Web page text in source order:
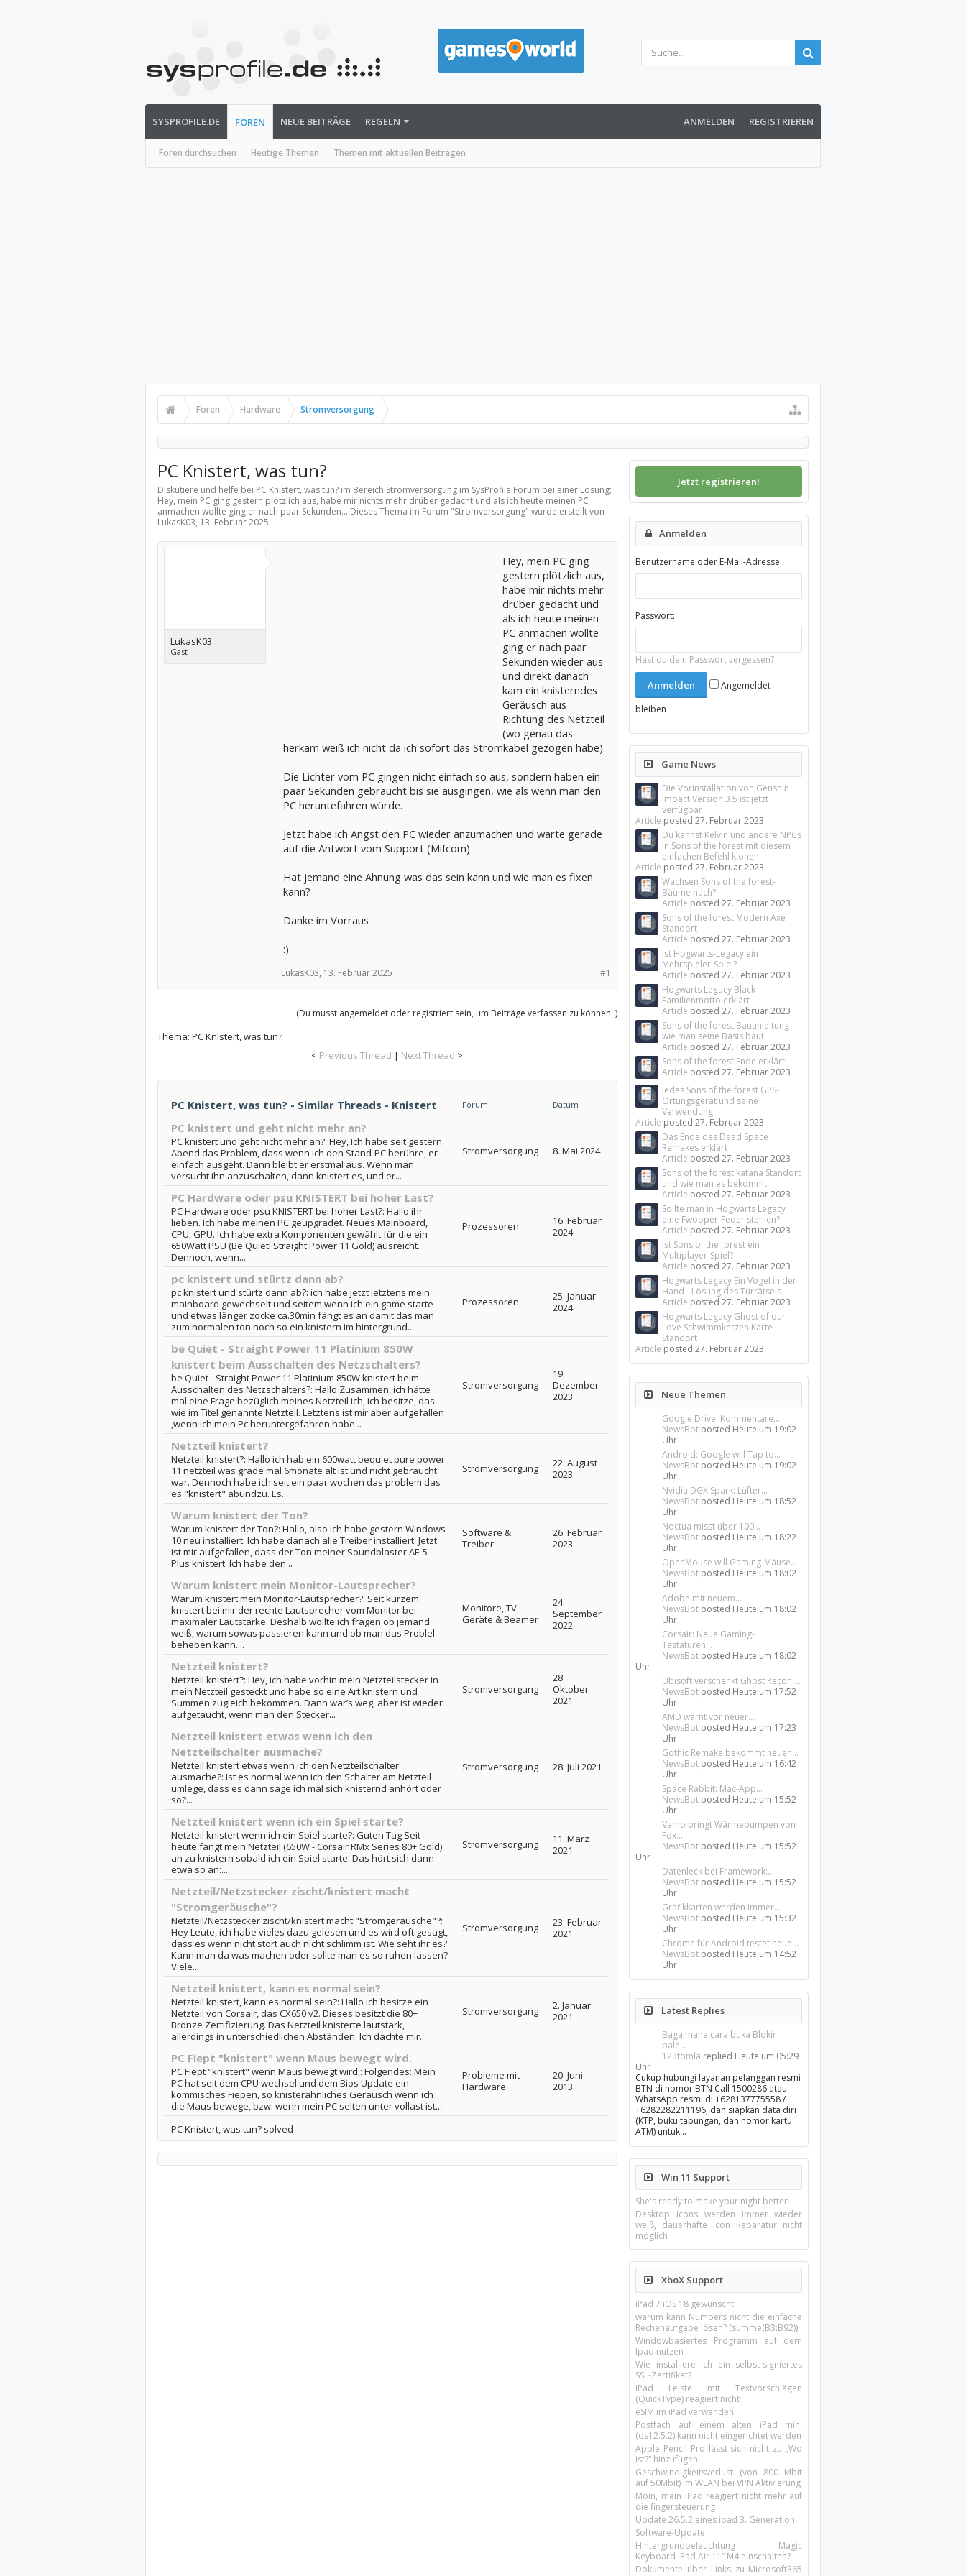
SYSPROFILE.DE FOREN
Foren durchsuchen Heutige Themen Themen mit aktuellen Beiträgen
NEUE BEITRÄGE REGELN ANMELDEN REGISTRIEREN
Foren Hardware Stromversorgung
PC Knistert, was tun?
Diskutiere und helfe bei PC Knistert, was tun? im Bereich Stromversorgungim SysProfile Forum bei einer Lösung;
Hey, mein PC ging gestern plötzlich aus, habe mir nichts mehr drüber gedacht und als ich heute meinen PC
anmachen wollte ging er nach paar Sekunden... Dieses Thema im Forum "Stromversorgung" wurde erstellt von
LukasK03, 13. Februar 2025.
LukasK03
Gast
Hey, mein PC ging
gestern plötzlich aus,
habe mir nichts mehr
drüber gedacht und
als ich heute meinen
PC anmachen wollte
ging er nach paar
Sekunden wieder aus
und direkt danach
kam ein knisterndes
Geräusch aus
Richtung des Netzteil
(wo genau das
herkam weiß ich nicht da ich sofort das Stromkabel gezogen habe).
Die Lichter vom PC gingen nicht einfach so aus, sondern haben ein
paar Sekunden gebraucht bis sie ausgingen, wie als wenn man den
PC heruntefahren würde.
Jetzt habe ich Angst den PC wieder anzumachen und warte gerade
auf die Antwort vom Support (Mifcom)
Hat jemand eine Ahnung was das sein kann und wie man es fixen
kann?
Danke im Vorraus
:)
#1
LukasK03, 13. Februar 2025
(Du musst angemeldet oder registriert sein, um Beiträge verfassen zu können. )
Thema: PC Knistert, was tun?
< Previous Thread | Next Thread >
PC Knistert, was tun? - Similar Threads - Knistert Forum Datum
PC knistert und geht nicht mehr an?
PC knistert und geht nicht mehr an?: Hey, Ich habe seit gestern
Abend das Problem, dass wenn ich den Stand-PC berühre, er
einfach ausgeht. Dann bleibt er erstmal aus. Wenn man
versucht ihn anzuschalten, dann knistert es, und er...
Stromversorgung 8. Mai 2024
PC Hardware oder psu KNISTERT bei hoher Last?
PC Hardware oder psu KNISTERT bei hoher Last?: Hallo ihr
lieben. Ich habe meinen PC geupgradet. Neues Mainboard,
CPU, GPU. Ich habe extra Komponenten gewählt für die ein
650Watt PSU (Be Quiet! Straight Power 11 Gold) ausreicht.
Dennoch, wenn...
Prozessoren
16. Februar
2024
pc knistert und stürtz dann ab?
pc knistert und stürtz dann ab?: ich habe jetzt letztens mein
mainboard gewechselt und seitem wenn ich ein game starte
und etwas länger zocke ca.30min fängt es an damit das man
zum normalen ton noch so ein knistern im hintergrund...
Prozessoren
25. Januar
2024
be Quiet - Straight Power 11 Platinium 850W
knistert beim Ausschalten des Netzschalters?
be Quiet - Straight Power 11 Platinium 850W knistert beim
Ausschalten des Netzschalters?: Hallo Zusammen, ich hätte
mal eine Frage bezüglich meines Netzteil ich, ich besitze, das
wie im Titel genannte Netzteil. Letztens ist mir aber aufgefallen
,wenn ich mein Pc heruntergefahren habe...
Stromversorgung
19.
Dezember
2023
Netzteil knistert?
Netzteil knistert?: Hallo ich hab ein 600watt bequiet pure power
11 netzteil was grade mal 6monate alt ist und nicht gebraucht
war. Dennoch habe ich seit ein paar wochen das problem das
es "knistert" abundzu. Es...
Stromversorgung
22. August
2023
Warum knistert der Ton?
Warum knistert der Ton?: Hallo, also ich habe gestern Windows
10 neu installiert. Ich habe danach alle Treiber installiert. Jetzt
ist mir aufgefallen, dass der Ton meiner Soundblaster AE-5
Plus knistert. Ich habe den...
Software &
Treiber
26. Februar
2023
Warum knistert mein Monitor-Lautsprecher?
Warum knistert mein Monitor-Lautsprecher?: Seit kurzem
knistert bei mir der rechte Lautsprecher vom Monitor bei
maximaler Lautstärke. Deshalb wollte ich fragen ob jemand
weiß, warum sowas passieren kann und ob man das Problel
beheben kann....
Monitore, TV-
Geräte & Beamer
24.
September
2022
Netzteil knistert?
Netzteil knistert?: Hey, ich habe vorhin mein Netzteilstecker in
mein Netzteil gesteckt und habe so eine Art knistern und
Summen zugleich bekommen. Dann war’s weg, aber ist wieder
aufgetaucht, wenn man den Stecker...
Stromversorgung
28.
Oktober
2021
Netzteil knistert etwas wenn ich den
Netzteilschalter ausmache?
Netzteil knistert etwas wenn ich den Netzteilschalter
ausmache?: Ist es normal wenn ich den Schalter am Netzteil
umlege, dass es dann sage ich mal sich knisternd anhört oder
so?...
Stromversorgung 28. Juli 2021
Netzteil knistert wenn ich ein Spiel starte?
Netzteil knistert wenn ich ein Spiel starte?: Guten Tag Seit
heute fängt mein Netzteil (650W - Corsair RMx Series 80+ Gold)
an zu knistern sobald ich ein Spiel starte. Das hört sich dann
etwa so an:...
Stromversorgung
11. März
2021
Netzteil/Netzstecker zischt/knistert macht
"Stromgeräusche"?
Netzteil/Netzstecker zischt/knistert macht "Stromgeräusche"?:
Hey Leute, ich habe vieles dazu gelesen und es wird oft gesagt,
dass es wenn nicht stört auch nicht schlimm ist. Wie seht ihr es?
Kann man da was machen oder sollte man es so ruhen lassen?
Viele...
Stromversorgung
23. Februar
2021
Netzteil knistert, kann es normal sein?
Netzteil knistert, kann es normal sein?: Hallo ich besitze ein
Netzteil von Corsair, das CX650 v2. Dieses besitzt die 80+
Bronze Zertifizierung. Das Netzteil knisterte lautstark,
allerdings in unterschiedlichen Abständen. Ich dachte mir...
Stromversorgung
2. Januar
2021
PC Fiept "knistert" wenn Maus bewegt wird.
PC Fiept "knistert" wenn Maus bewegt wird.: Folgendes: Mein
PC hat seit dem CPU wechsel und dem Bios Update ein
kommisches Fiepen, so knisterähnliches Geräusch wenn ich
die Maus bewege, bzw. wenn mein PC selten unter vollast ist....
Probleme mit
Hardware
20. Juni
2013
PC Knistert, was tun? solved
Jetzt registrieren!
Anmelden
Benutzername oder E-Mail-Adresse:
Passwort:
Hast du dein Passwort vergessen?
Angemeldet
bleiben
Game News
Die Vorinstallation von Genshin
Impact Version 3.5 ist jetzt
verfügbar
Article posted27. Februar 2023
Du kannst Kelvin und andere NPCs
in Sons of the forest mit diesem
einfachen Befehl klonen
Article posted27. Februar 2023
Wachsen Sons of the forest-
Bäume nach?
Article posted27. Februar 2023
Sons of the forest Modern Axe
Standort
Article posted27. Februar 2023
Ist Hogwarts-Legacy ein
Mehrspieler-Spiel?
Article posted27. Februar 2023
Hogwarts Legacy Black
Familienmotto erklärt
Article posted27. Februar 2023
Sons of the forest Bauanleitung -
wie man seine Basis baut
Article posted27. Februar 2023
Sons of the forest Ende erklärt
Article posted27. Februar 2023
Jedes Sons of the forest GPS-
Ortungsgerät und seine
Verwendung
Article posted27. Februar 2023
Das Ende des Dead Space
Remakes erklärt
Article posted27. Februar 2023
Sons of the forest katana Standort
und wie man es bekommt
Article posted27. Februar 2023
Sollte man in Hogwarts Legacy
eine Fwooper-Feder stehlen?
Article posted27. Februar 2023
Ist Sons of the forest ein
Multiplayer-Spiel?
Article posted27. Februar 2023
Hogwarts Legacy Ein Vogel in der
Hand - Lösung des Türrätsels
Article posted27. Februar 2023
Hogwarts Legacy Ghost of our
Love Schwimmkerzen Karte
Standort
Article posted27. Februar 2023
Neue Themen
Google Drive: Kommentare...
NewsBot posted Heute um 19:02
Uhr
Android: Google will Tap to...
NewsBot posted Heute um 19:02
Uhr
Nvidia DGX Spark: Lüfter...
NewsBot posted Heute um 18:52
Uhr
Noctua misst über 100...
NewsBot posted Heute um 18:22
Uhr
OpenMouse will Gaming-Mäuse...
NewsBot posted Heute um 18:02
Uhr
Adobe mit neuem...
NewsBot posted Heute um 18:02
Uhr
Corsair: Neue Gaming-
Tastaturen...
NewsBot posted Heute um 18:02
Uhr
Ubisoft verschenkt Ghost Recon:...
NewsBot posted Heute um 17:52
Uhr
AMD warnt vor neuer...
NewsBot posted Heute um 17:23
Uhr
Gothic Remake bekommt neuen...
NewsBot posted Heute um 16:42
Uhr
Space Rabbit: Mac-App...
NewsBot posted Heute um 15:52
Uhr
Vamo bringt Wärmepumpen von
Fox...
NewsBot posted Heute um 15:52
Uhr
Datenleck bei Framework:...
NewsBot posted Heute um 15:52
Uhr
Grafikkarten werden immer...
NewsBot posted Heute um 15:32
Uhr
Chrome für Android testet neue...
NewsBot posted Heute um 14:52
Uhr
Latest Replies
Bagaimana cara buka Blokir
bale...
123tomla replied Heute um 05:29
Uhr
Cukup hubungi layanan pelanggan resmi
BTN di nomor BTN Call 1500286 atau
WhatsApp resmi di +628137775558 /
+6282282211196, dan siapkan data diri
(KTP, buku tabungan, dan nomor kartu
ATM) untuk…
Win 11 Support
She's ready to make your night better
Desktop Icons werden immer wieder
weiß, dauerhafte Icon Reparatur nicht
möglich
XboX Support
iPad 7 iOS 18 gewünscht
warum kann Numbers nicht die einfache
Rechenaufgabe lösen? (summe(B3:B92))
Windowbasiertes Programm auf dem
Ipad nutzen
Wie installiere ich ein selbst-signiertes
SSL-Zertifikat?
iPad Leiste mit Textvorschlägen
(QuickType) reagiert nicht
eSIM im iPad verwenden
Postfach auf einem alten iPad mini
(os12.5.2) kann nicht eingerichtet werden
Apple Pencil Pro lässt sich nicht zu „Wo
ist?“ hinzufügen
Geschwindigkeitsverlust (von 800 Mbit
auf 50Mbit) im WLAN bei VPN Aktivierung
Moin, mein iPad reagiert nicht mehr auf
die fingersteuerung
Update 26.5.2 eines ipad 3. Generation
Software-Update
Hintergrundbeleuchtung Magic
Keyboard iPad Air 11’’ M4 einschalten?
Dokumente über Links zu Microsoft365